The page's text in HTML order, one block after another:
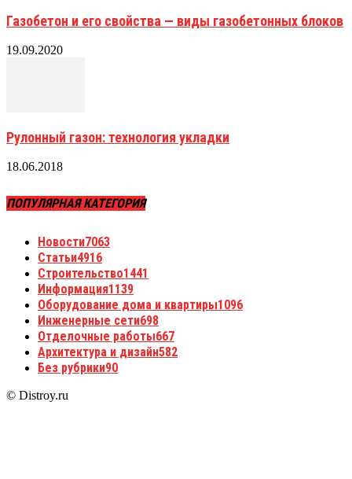
Газобетон и его свойства — виды газобетонных блоков
19.09.2020
Рулонный газон: технология укладки
18.06.2018
ПОПУЛЯРНАЯ КАТЕГОРИЯ
Новости7063
Статьи4916
Строительство1441
Информация1139
Оборудование дома и квартиры1096
Инженерные сети698
Отделочные работы667
Архитектура и дизайн582
Без рубрики90
© Distroy.ru